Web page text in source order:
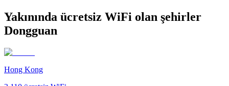
Yakınında ücretsiz WiFi olan şehirler
Dongguan
Hong Kong